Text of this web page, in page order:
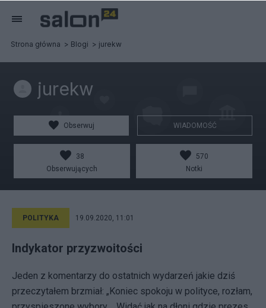
Strona główna Blogi jurekw
jurekw
Obserwuj WIADOMOŚĆ
38
Obserwujących
570
Notki
POLITYKA 19.09.2020, 11:01
Indykator przyzwoitości
Jeden z komentarzy do ostatnich wydarzeń jakie dziś
przeczytałem brzmiał: „Koniec spokoju w polityce, rozłam,